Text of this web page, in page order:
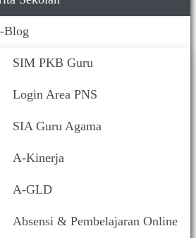
Blog
SIM PKB Guru
Login Area PNS
SIA Guru Agama
A-Kinerja
A-GLD
Absensi & Pembelajaran Online
setelah menjalani bulan suci
dalam sambutannya
kekeluargaan yang ditunjukkan
yang positif untuk mengawali
panjang, serta mencerminkan
toleransi yang terus dijunjung
1 Karangan
SIWI, MANTAP